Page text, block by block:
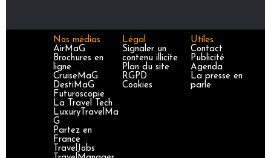
Nos médias
AirMaG
Brochures en
ligne
CruiseMaG
DestiMaG
Futuroscopie
La Travel Tech
LuxuryTravelMa
G
Partez en
France
TravelJobs
Légal
Signaler un
contenu illicite
Plan du site
RGPD
Cookies
Utiles
Contact
Publicité
Agenda
La presse en
parle